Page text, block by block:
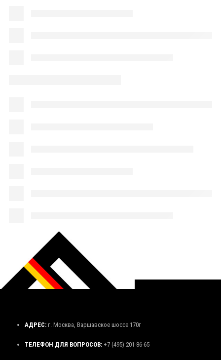
АДРЕС: г. Москва, Варшавское шоссе 170г
ТЕЛЕФОН ДЛЯ ВОПРОСОВ: +7 (495) 201-86-65